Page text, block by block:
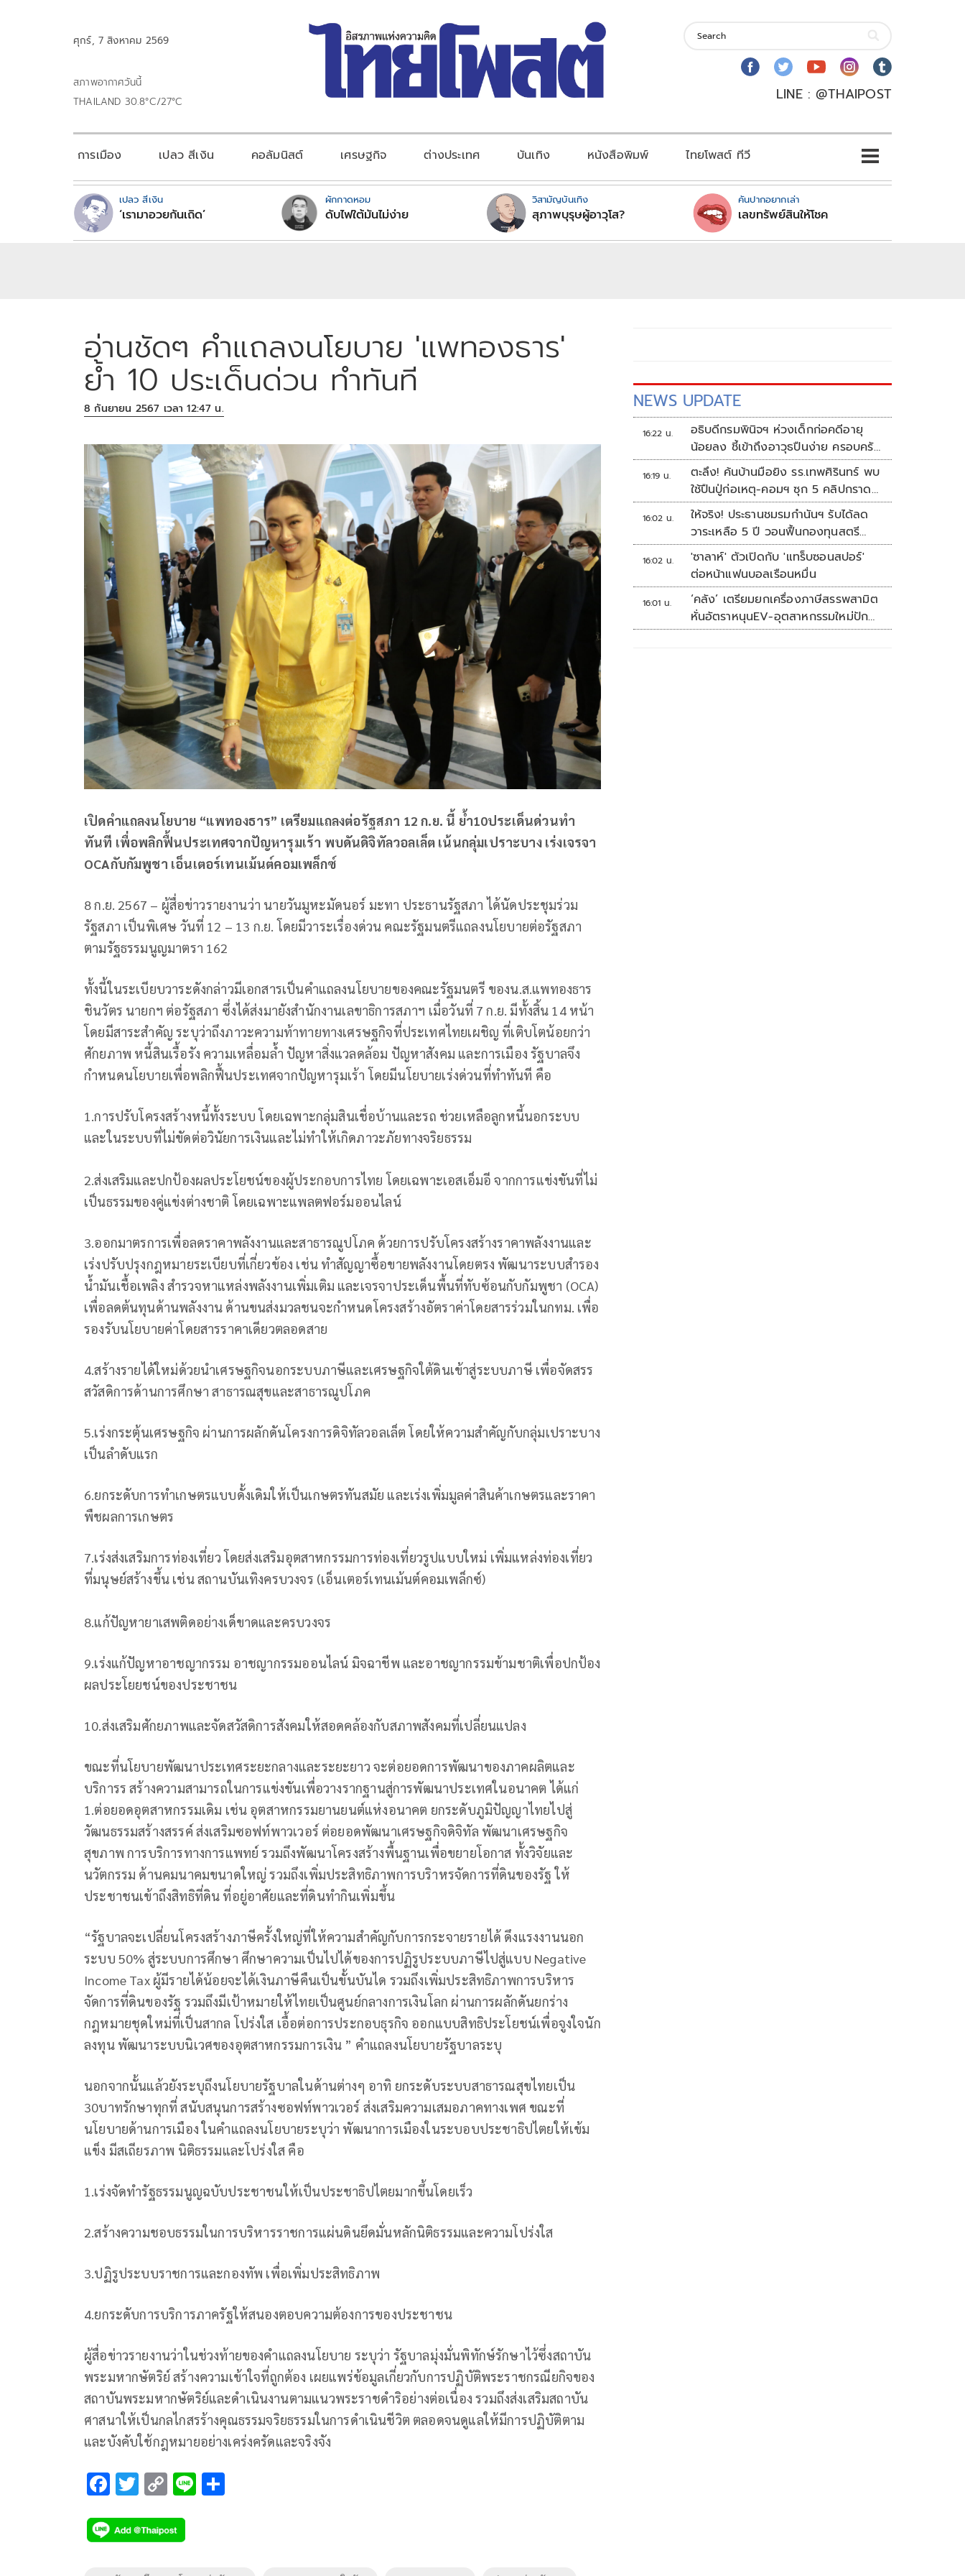
ศุกร์, 7 สิงหาคม 2569
สภาพอากาศวันนี้
THAILAND 30.8°C/27°C
LINE : @THAIPOST
การเมือง เปลว สีเงิน คอลัมนิสต์ เศรษฐกิจ ต่างประเทศ บันเทิง หนังสือพิมพ์ ไทยโพสต์ ทีวี
เปลว สีเงิน
‘เรามาอวยกันเถิด’
ผักกาดหอม
ดับไฟใต้มันไม่ง่าย
วิสามัญบันเทิง
สุภาพบุรุษผู้อาวุโส?
คันปากอยากเล่า
เลขทรัพย์สินให้โชค
อ่านชัดๆ คำแถลงนโยบาย 'แพทองธาร'
ย้ำ 10 ประเด็นด่วน ทำทันที
8 กันยายน 2567 เวลา 12:47 น.
เปิดคำแถลงนโยบาย “แพทองธาร” เตรียมแถลงต่อรัฐสภา 12 ก.ย. นี้ ย้ำ10ประเด็นด่วนทำ
ทันที เพื่อพลิกฟื้นประเทศจากปัญหารุมเร้า พบดันดิจิทัลวอลเล็ต เน้นกลุ่มเปราะบาง เร่งเจรจา
OCAกับกัมพูชา เอ็นเตอร์เทนเม้นต์คอมเพล็กซ์
8 ก.ย. 2567 – ผู้สื่อข่าวรายงานว่า นายวันมูหะมัดนอร์ มะทา ประธานรัฐสภา ได้นัดประชุมร่วม
รัฐสภา เป็นพิเศษ วันที่ 12 – 13 ก.ย. โดยมีวาระเรื่องด่วน คณะรัฐมนตรีแถลงนโยบายต่อรัฐสภา
ตามรัฐธรรมนูญมาตรา 162
ทั้งนี้ในระเบียบวาระดังกล่าวมีเอกสารเป็นคำแถลงนโยบายของคณะรัฐมนตรี ของน.ส.แพทองธาร
ชินวัตร นายกฯ ต่อรัฐสภา ซึ่งได้ส่งมายังสำนักงานเลขาธิการสภาฯ เมื่อวันที่ 7 ก.ย. มีทั้งสิ้น 14 หน้า
โดยมีสาระสำคัญ ระบุว่าถึงภาวะความท้าทายทางเศรษฐกิจที่ประเทศไทยเผชิญ ที่เติบโตน้อยกว่า
ศักยภาพ หนี้สินเรื้อรัง ความเหลื่อมล้ำ ปัญหาสิ่งแวลดล้อม ปัญหาสังคม และการเมือง รัฐบาลจึง
กำหนดนโยบายเพื่อพลิกฟื้นประเทศจากปัญหารุมเร้า โดยมีนโยบายเร่งด่วนที่ทำทันที คือ
1.การปรับโครงสร้างหนี้ทั้งระบบ โดยเฉพาะกลุ่มสินเชื่อบ้านและรถ ช่วยเหลือลูกหนี้นอกระบบ
และในระบบที่ไม่ขัดต่อวินัยการเงินและไม่ทำให้เกิดภาวะภัยทางจริยธรรม
2.ส่งเสริมและปกป้องผลประโยชน์ของผู้ประกอบการไทย โดยเฉพาะเอสเอ็มอี จากการแข่งขันที่ไม่
เป็นธรรมของคู่แข่งต่างชาติ โดยเฉพาะแพลตฟอร์มออนไลน์
3.ออกมาตรการเพื่อลดราคาพลังงานและสาธารณูปโภค ด้วยการปรับโครงสร้างราคาพลังงานและ
เร่งปรับปรุงกฎหมายระเบียบที่เกี่ยวข้อง เช่น ทำสัญญาซื้อขายพลังงานโดยตรง พัฒนาระบบสำรอง
น้ำมันเชื้อเพลิง สำรวจหาแหล่งพลังงานเพิ่มเติม และเจรจาประเด็นพื้นที่ทับซ้อนกับกัมพูชา (OCA)
เพื่อลดต้นทุนด้านพลังงาน ด้านขนส่งมวลชนจะกำหนดโครงสร้างอัตราค่าโดยสารร่วมในกทม. เพื่อ
รองรับนโยบายค่าโดยสารราคาเดียวตลอดสาย
4.สร้างรายได้ใหม่ด้วยนำเศรษฐกิจนอกระบบภาษีและเศรษฐกิจใต้ดินเข้าสู่ระบบภาษี เพื่อจัดสรร
สวัสดิการด้านการศึกษา สาธารณสุขและสาธารณูปโภค
5.เร่งกระตุ้นเศรษฐกิจ ผ่านการผลักดันโครงการดิจิทัลวอลเล็ต โดยให้ความสำคัญกับกลุ่มเปราะบาง
เป็นลำดับแรก
6.ยกระดับการทำเกษตรแบบดั้งเดิมให้เป็นเกษตรทันสมัย และเร่งเพิ่มมูลค่าสินค้าเกษตรและราคา
พืชผลการเกษตร
7.เร่งส่งเสริมการท่องเที่ยว โดยส่งเสริมอุตสาหกรรมการท่องเที่ยวรูปแบบใหม่ เพิ่มแหล่งท่องเที่ยว
ที่มนุษย์สร้างขึ้น เช่น สถานบันเทิงครบวงจร (เอ็นเตอร์เทนเม้นต์คอมเพล็กซ์)
8.แก้ปัญหายาเสพติดอย่างเด็ขาดและครบวงจร
9.เร่งแก้ปัญหาอาชญากรรม อาชญากรรมออนไลน์ มิจฉาชีพ และอาชญากรรมข้ามชาติเพื่อปกป้อง
ผลประโยยชน์ของประชาชน
10.ส่งเสริมศักยภาพและจัดสวัสดิการสังคมให้สอดคล้องกับสภาพสังคมที่เปลี่ยนแปลง
ขณะที่นโยบายพัฒนาประเทศระยะกลางและระยะยาว จะต่อยอดการพัฒนาของภาคผลิตและ
บริการร สร้างความสามารถในการแข่งขันเพื่อวางรากฐานสู่การพัฒนาประเทศในอนาคต ได้แก่
1.ต่อยอดอุตสาหกรรมเดิม เช่น อุตสาหกรรมยานยนต์แห่งอนาคต ยกระดับภูมิปัญญาไทยไปสู่
วัฒนธรรมสร้างสรรค์ ส่งเสริมซอฟท์พาวเวอร์ ต่อยอดพัฒนาเศรษฐกิจดิจิทัล พัฒนาเศรษฐกิจ
สุขภาพ การบริการทางการแพทย์ รวมถึงพัฒนาโครงสร้างพื้นฐานเพื่อขยายโอกาส ทั้งวิจัยและ
นวัตกรรม ด้านคมนาคมขนาดใหญ่ รวมถึงเพิ่มประสิทธิภาพการบริาหรจัดการที่ดินของรัฐ ให้
ประชาชนเข้าถึงสิทธิที่ดิน ที่อยู่อาศัยและที่ดินทำกินเพิ่มขึ้น
“รัฐบาลจะเปลี่ยนโครงสร้างภาษีครั้งใหญ่ที่ให้ความสำคัญกับการกระจายรายได้ ดึงแรงงานนอก
ระบบ 50% สู่ระบบการศึกษา ศึกษาความเป็นไปได้ของการปฏิรูประบบภาษีไปสู่แบบ Negative
Income Tax ผู้มีรายได้น้อยจะได้เงินภาษีคืนเป็นขั้นบันได รวมถึงเพิ่มประสิทธิภาพการบริหาร
จัดการที่ดินของรัฐ รวมถึงมีเป้าหมายให้ไทยเป็นศูนย์กลางการเงินโลก ผ่านการผลักดันยกร่าง
กฎหมายชุดใหม่ที่เป็นสากล โปร่งใส เอื้อต่อการประกอบธุรกิจ ออกแบบสิทธิประโยชน์เพื่อจูงใจนัก
ลงทุน พัฒนาระบบนิเวศของอุตสาหกรรมการเงิน ” คำแถลงนโยบายรัฐบาลระบุ
นอกจากนั้นแล้วยังระบุถึงนโยบายรัฐบาลในด้านต่างๆ อาทิ ยกระดับระบบสาธารณสุขไทยเป็น
30บาทรักษาทุกที่ สนับสนุนการสร้างซอฟท์พาวเวอร์ ส่งเสริมความเสมอภาคทางเพศ ขณะที่
นโยบายด้านการเมือง ในคำแถลงนโยบายระบุว่า พัฒนาการเมืองในระบอบประชาธิปไตยให้เข้ม
แข็ง มีสเถียรภาพ นิติธรรมและโปร่งใส คือ
1.เร่งจัดทำรัฐธรรมนูญฉบับประชาชนให้เป็นประชาธิปไตยมากขึ้นโดยเร็ว
2.สร้างความชอบธรรมในการบริหารราชการแผ่นดินยึดมั่นหลักนิติธรรมและความโปร่งใส
3.ปฏิรูประบบราชการและกองทัพ เพื่อเพิ่มประสิทธิภาพ
4.ยกระดับการบริการภาครัฐให้สนองตอบความต้องการของประชาชน
ผู้สื่อข่าวรายงานว่าในช่วงท้ายของคำแถลงนโยบาย ระบุว่า รัฐบาลมุ่งมั่นพิทักษ์รักษาไว้ซึ่งสถาบัน
พระมหากษัตริย์ สร้างความเข้าใจที่ถูกต้อง เผยแพร่ข้อมูลเกี่ยวกับการปฏิบัติพระราชกรณียกิจของ
สถาบันพระมหากษัตริย์และดำเนินงานตามแนวพระราชดำริอย่างต่อเนื่อง รวมถึงส่งเสริมสถาบัน
ศาสนาให้เป็นกลไกสรร้างคุณธรรมจริยธรรมในการดำเนินชีวิต ตลอดจนดูแลให้มีการปฏิบัติตาม
และบังคับใช้กฎหมายอย่างเคร่งครัดและจริงจัง
F
e
b
T
tt
er
C
p
y
Li
NEWS UPDATE
16:22 น.
อธิบดีกรมพินิจฯ ห่วงเด็กก่อคดีอายุ
น้อยลง ชี้เข้าถึงอาวุธปืนง่าย ครอบครัว
แตกแยกเป็นชนวนสำคัญ
16:19 น.
ตะลึง! ค้นบ้านมือยิง รร.เทพศิรินทร์ พบ
ใช้ปืนปู่ก่อเหตุ-คอมฯ ซุก 5 คลิปกราด
ยิง
16:02 น.
ให้จริง! ประธานชมรมกำนันฯ รับได้ลด
วาระเหลือ 5 ปี วอนฟื้นกองทุนสตรี
อำเภอละล้าน
16:02 น.
'ซาลาห์' ตัวเปิดกับ 'แทร็บซอนสปอร์'
ต่อหน้าแฟนบอลเรือนหมื่น
16:01 น.
‘คลัง’ เตรียมยกเครื่องภาษีสรรพสามิต
หั่นอัตราหนุนEV-อุตสาหกรรมใหม่ปัก
หมุดไทย